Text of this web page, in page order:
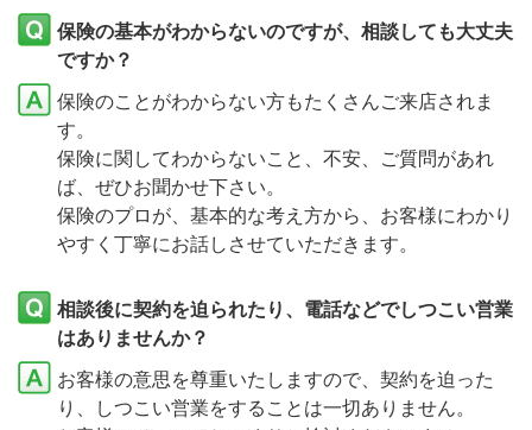
保険の基本がわからないのですが、相談しても大丈夫
ですか？
保険のことがわからない方もたくさんご来店されま
す。
保険に関してわからないこと、不安、ご質問があれ
ば、ぜひお聞かせ下さい。
保険のプロが、基本的な考え方から、お客様にわかり
やすく丁寧にお話しさせていただきます。
相談後に契約を迫られたり、電話などでしつこい営業
はありませんか？
お客様の意思を尊重いたしますので、契約を迫った
り、しつこい営業をすることは一切ありません。